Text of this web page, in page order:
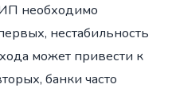
необходимо
нестабильность
может привести к
банки часто